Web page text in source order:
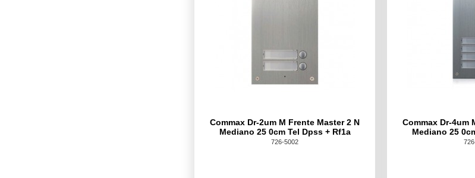
Commax Dr-2um M Frente Master 2 N
Mediano 25 0cm Tel Dpss + Rf1a
726-5002
Commax Dr-4um
Mediano 25